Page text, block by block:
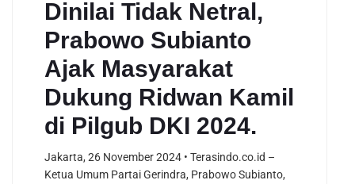
Dinilai Tidak Netral,
Prabowo Subianto
Ajak Masyarakat
Dukung Ridwan Kamil
di Pilgub DKI 2024.
Jakarta, 26 November 2024 • Terasindo.co.id –
Ketua Umum Partai Gerindra, Prabowo Subianto,